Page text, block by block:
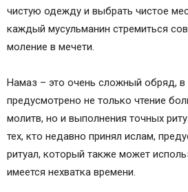
чистую одежду и выбрать чистое
каждый мусульманин стремиться
моление в мечети.
Намаз – это очень сложный обряд, в
предусмотрено не только чтение
молитв, но и выполнения точных
тех, кто недавно принял ислам,
ритуал, который также может
имеется нехватка времени.